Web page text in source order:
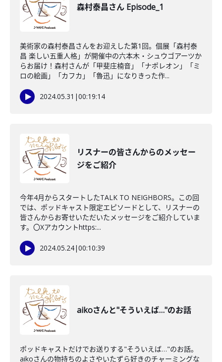
森村泰昌さん Episode_1
美術家の森村泰昌さんをお迎えした第1回。個展「森村泰
昌 楽しい五重人格」が開催中の六本木・シュウゴアーツか
らお届け！森村さんが「甲斐庄楠音」「ナポレオン」「ミ
ロの絵画」「カフカ」「魯迅」になりきった作...
2024.05.31 |00:19:14
リスナーの皆さんからのメッセー
ジをご紹介
今年4月からスタートしたTALK TO NEIGHBORS。この回
では、ポッドキャスト限定エピソードとして、リスナーの
皆さんからお寄せいただいたメッセージをご紹介していま
す。〇Xアカウントhttps:...
2024.05.24|00:10:39
aikoさんと"そういえば…"のお話
ポッドキャストだけでお送りする"そういえば…"のお話。
aikoさんの物持ちのよさやいたずら好きのチャーミングな